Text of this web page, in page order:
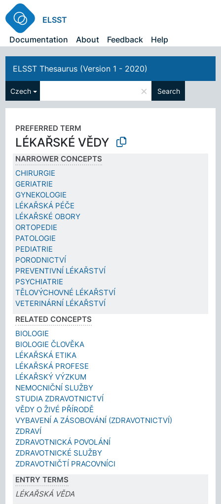
ELSST
Documentation
About Feedback Help
ELSST Thesaurus (Version 1 - 2020)
Czech × Search
PREFERRED TERM
LÉKAŘSKÉ VĚDY
NARROWER CONCEPTS
CHIRURGIE
GERIATRIE
GYNEKOLOGIE
LÉKAŘSKÁ PÉČE
LÉKAŘSKÉ OBORY
ORTOPEDIE
PATOLOGIE
PEDIATRIE
PORODNICTVÍ
PREVENTIVNÍ LÉKAŘSTVÍ
PSYCHIATRIE
TĚLOVÝCHOVNÉ LÉKAŘSTVÍ
VETERINÁRNÍ LÉKAŘSTVÍ
RELATED CONCEPTS
BIOLOGIE
BIOLOGIE ČLOVĚKA
LÉKAŘSKÁ ETIKA
LÉKAŘSKÁ PROFESE
LÉKAŘSKÝ VÝZKUM
NEMOCNIČNÍ SLUŽBY
STUDIA ZDRAVOTNICTVÍ
VĚDY O ŽIVÉ PŘÍRODĚ
VYBAVENÍ A ZÁSOBOVÁNÍ (ZDRAVOTNICTVÍ)
ZDRAVÍ
ZDRAVOTNICKÁ POVOLÁNÍ
ZDRAVOTNICKÉ SLUŽBY
ZDRAVOTNIČTÍ PRACOVNÍCI
ENTRY TERMS
LÉKAŘSKÁ VĚDA